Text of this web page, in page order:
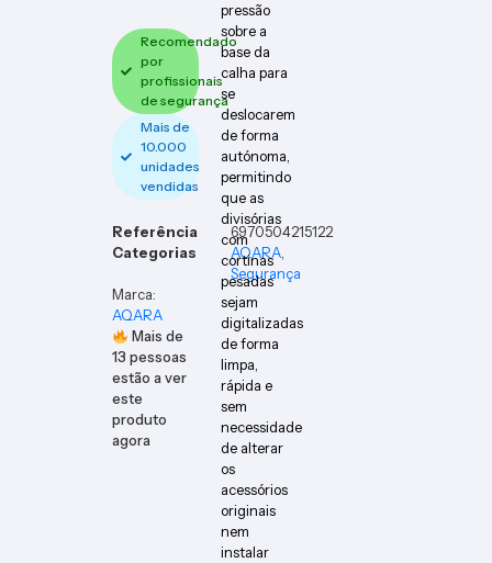
Recomendado
por
profissionais
de segurança
Mais de
10.000
unidades
vendidas
Referência
6970504215122
Categorias
AQARA,
Segurança
Marca:
AQARA
Mais de
13 pessoas
estão a ver
este
produto
agora
pressão
sobre a
base da
calha para
se
deslocarem
de forma
autónoma,
permitindo
que as
divisórias
com
cortinas
pesadas
sejam
digitalizadas
de forma
limpa,
rápida e
sem
necessidade
de alterar
os
acessórios
originais
nem
instalar